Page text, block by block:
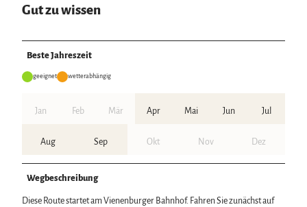
Gut zu wissen
Beste Jahreszeit
geeignet wetterabhängig
Jan Feb Mär Apr Mai Jun Jul
Aug Sep Okt Nov Dez
Wegbeschreibung
Diese Route startet am Vienenburger Bahnhof. Fahren Sie zunächst auf